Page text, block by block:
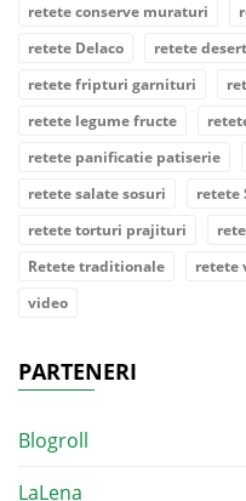
retete conserve muraturi
retete Delaco
retete
retete fripturi garnituri
retete legume fructe
retete panificatie patiserie
retete salate sosuri
retete
retete torturi prajituri
Retete traditionale
retete
video
PARTENERI
Blogroll
LaLena